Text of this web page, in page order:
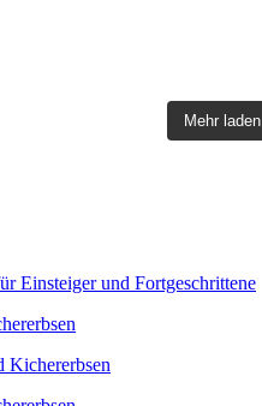
Mehr laden
Einsteiger und Fortgeschrittene
Kichererbsen